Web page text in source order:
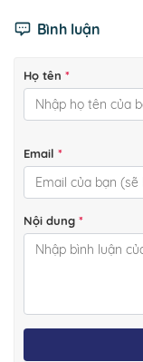
Bình luận
Họ tên *
Email *
Nội dung *